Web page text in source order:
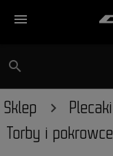
menu
search
Sklep
Torby i